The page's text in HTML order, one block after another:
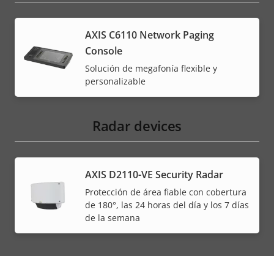
AXIS C6110 Network Paging
Console
Solución de megafonía flexible y
personalizable
Radar devices
AXIS D2110-VE Security Radar
Protección de área fiable con cobertura
de 180°, las 24 horas del día y los 7 días
de la semana